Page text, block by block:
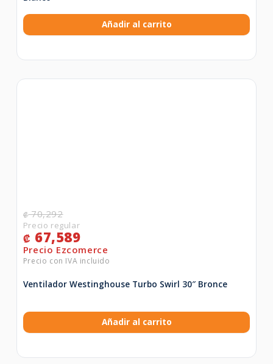
Añadir al carrito
₡70,292
₡ 67,589
Ventilador Westinghouse Turbo Swirl 30″ Bronce
Añadir al carrito